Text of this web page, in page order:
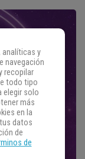
analíticas y
navegación
recopilar
todo tipo
elegir solo
más
en la
datos
de
de